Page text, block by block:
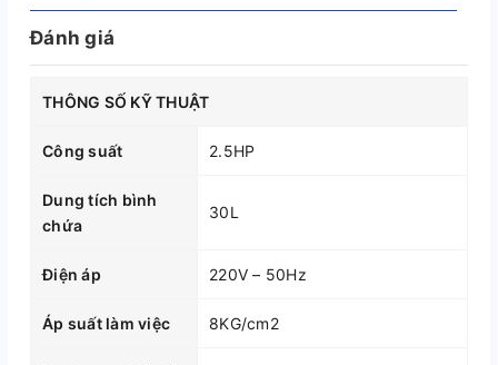
Đánh giá
THÔNG SỐ KỸ THUẬT
Công suất 2.5HP
Dung tích bình
chứa
30L
Điện áp 220V – 50Hz
Áp suất làm việc 8KG/cm2